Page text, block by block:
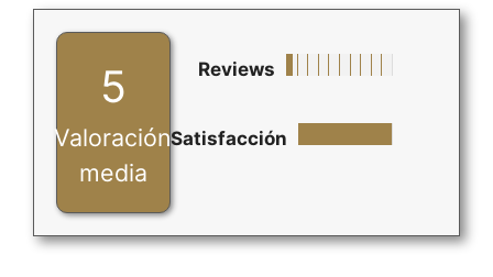
5
Valoración
media
Reviews
Satisfacción